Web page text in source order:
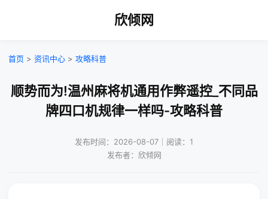
欣倾网
首页 > 资讯中心 > 攻略科普
顺势而为!温州麻将机通用作弊遥控_不同品
牌四口机规律一样吗-攻略科普
发布时间：2026-08-07｜阅读：1
发布者：欣倾网